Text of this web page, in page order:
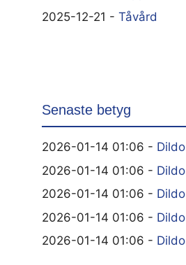
2025-12-21 - Tåvård
Senaste betyg
2026-01-14 01:06 - Dildo
2026-01-14 01:06 - Dildo
2026-01-14 01:06 - Dildo
2026-01-14 01:06 - Dildo
2026-01-14 01:06 - Dildo